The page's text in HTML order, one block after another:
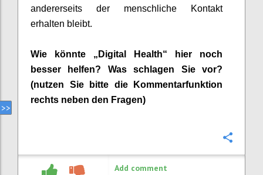
andererseits der menschliche Kontakt
erhalten bleibt.
Wie könnte „Digital Health“ hier noch
besser helfen? Was schlagen Sie vor?
(nutzen Sie bitte die Kommentarfunktion
rechts neben den Fragen)
Add comment